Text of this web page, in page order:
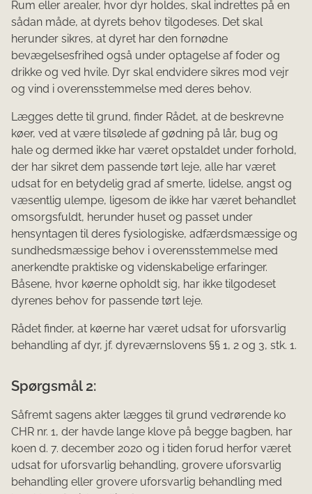
Rum eller arealer, hvor dyr holdes, skal indrettes på en
sådan måde, at dyrets behov tilgodeses. Det skal
herunder sikres, at dyret har den fornødne
bevægelsesfrihed også under optagelse af foder og
drikke og ved hvile. Dyr skal endvidere sikres mod vejr
og vind i overensstemmelse med deres behov.
Lægges dette til grund, finder Rådet, at de beskrevne
køer, ved at være tilsølede af gødning på lår, bug og
hale og dermed ikke har været opstaldet under forhold,
der har sikret dem passende tørt leje, alle har været
udsat for en betydelig grad af smerte, lidelse, angst og
væsentlig ulempe, ligesom de ikke har været behandlet
omsorgsfuldt, herunder huset og passet under
hensyntagen til deres fysiologiske, adfærdsmæssige og
sundhedsmæssige behov i overensstemmelse med
anerkendte praktiske og videnskabelige erfaringer.
Båsene, hvor køerne opholdt sig, har ikke tilgodeset
dyrenes behov for passende tørt leje.
Rådet finder, at køerne har været udsat for uforsvarlig
behandling af dyr, jf. dyreværnslovens §§ 1, 2 og 3, stk. 1.
Spørgsmål 2:
Såfremt sagens akter lægges til grund vedrørende ko
CHR nr. 1, der havde lange klove på begge bagben, har
koen d. 7. december 2020 og i tiden forud herfor været
udsat for uforsvarlig behandling, grovere uforsvarlig
behandling eller grovere uforsvarlig behandling med